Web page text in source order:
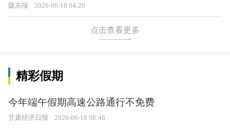
陇东报 2026-06-18 04:20
点击查看更多
精彩假期
今年端午假期高速公路通行不免费
甘肃经济日报 2026-06-18 08:46